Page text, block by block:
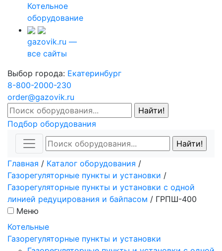
Котельное
оборудование
gazovik.ru —
все сайты
Выбор города: Екатеринбург
8-800-2000-230
order@gazovik.ru
Подбор оборудования
Главная / Каталог оборудования /
Газорегуляторные пункты и установки /
Газорегуляторные пункты и установки с одной
линией редуцирования и байпасом / ГРПШ-400
Меню
Котельные
Газорегуляторные пункты и установки